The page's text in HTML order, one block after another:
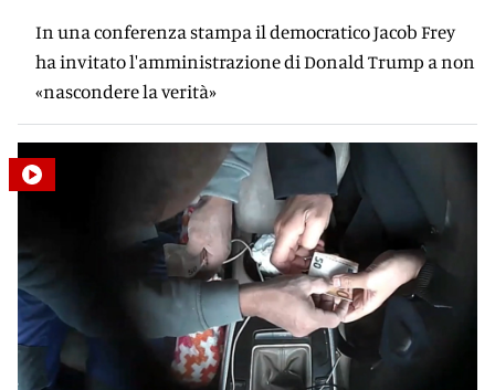
In una conferenza stampa il democratico Jacob Frey
ha invitato l'amministrazione di Donald Trump a non
«nascondere la verità»